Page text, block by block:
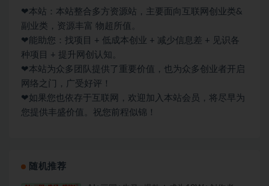
❤本站：本站整合多方资源站，主要面向互联网创业类&
副业类，资源丰富 物超所值。
❤能助您：找项目 + 低成本创业 + 减少信息差 + 见识各
种项目 + 提升网创认知。
❤本站为众多团队提供了重要价值，也为众多创业者开启
网络之门，广受好评！
❤如果您也依存于互联网，欢迎加入本站会员，将尽早为
您提供丰盛价值。祝您前程似锦！
随机推荐